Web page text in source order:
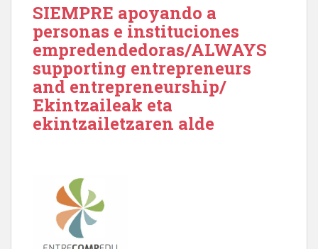
SIEMPRE apoyando a
personas e instituciones
empredendedoras/ALWAYS
supporting entrepreneurs
and entrepreneurship/
Ekintzaileak eta
ekintzailetzaren alde